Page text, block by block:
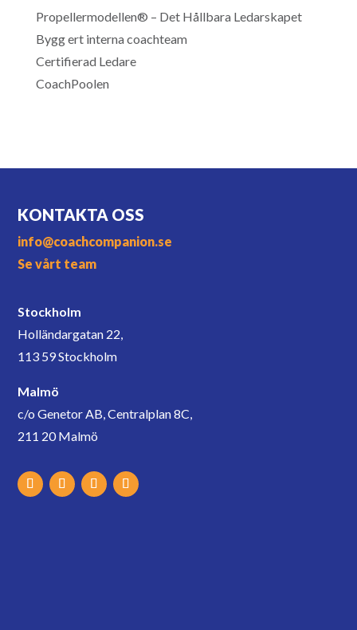
Propellermodellen® – Det Hållbara Ledarskapet
Bygg ert interna coachteam
Certifierad Ledare
CoachPoolen
KONTAKTA OSS
info@coachcompanion.se
Se vårt team
Stockholm
Holländargatan 22,
113 59 Stockholm
Malmö
c/o Genetor AB, Centralplan 8C,
211 20 Malmö